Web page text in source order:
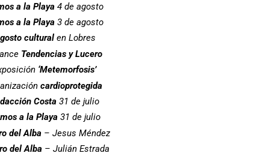
a la Playa4 de agosto
a la Playa3 de agosto
culturalen Lobres
Tendencias y Lucero
‘Metemorfosis’
cardioprotegida
Costa 31 de julio
a la Playa31 de julio
del Alba– Jesus Méndez
del Alba– Julián Estrada